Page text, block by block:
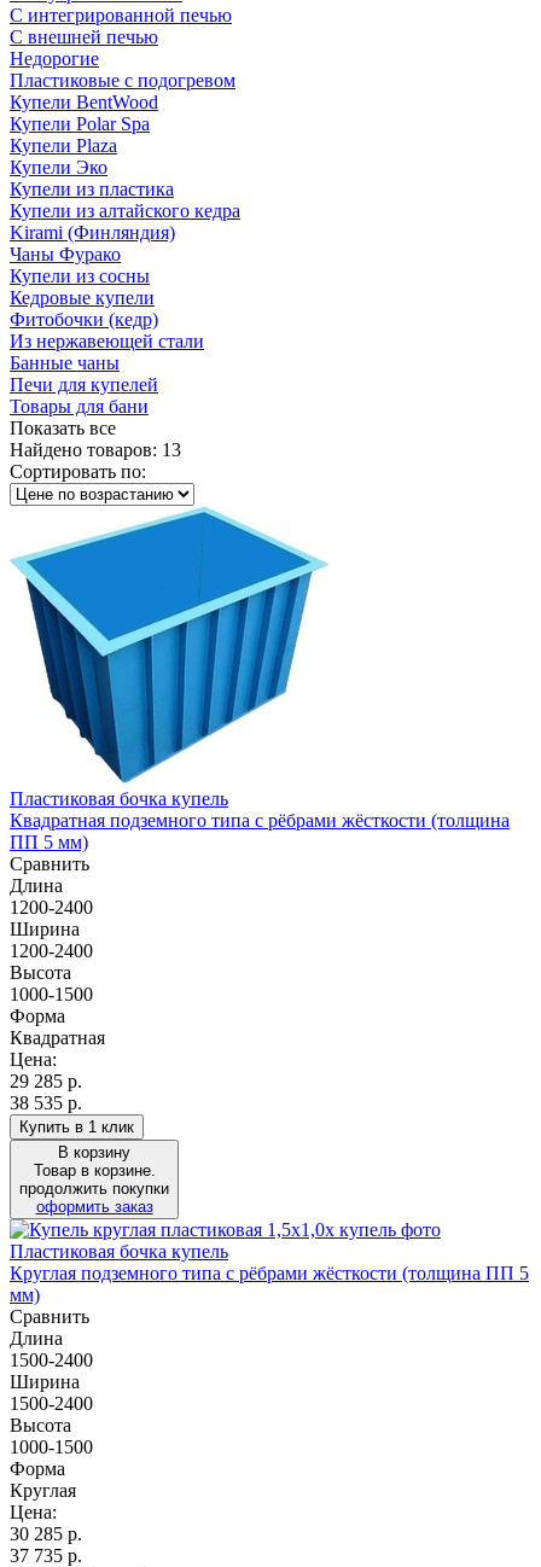
С интегрированной печью
С внешней печью
Недорогие
Пластиковые с подогревом
Купели BentWood
Купели Polar Spa
Купели Plaza
Купели Эко
Купели из пластика
Купели из алтайского кедра
Kirami (Финляндия)
Чаны Фурако
Купели из сосны
Кедровые купели
Фитобочки (кедр)
Из нержавеющей стали
Банные чаны
Печи для купелей
Товары для бани
Показать все
Найдено товаров: 13
Сортировать по:
Пластиковая бочка купель
Квадратная подземного типа с рёбрами жёсткости (толщина
ПП 5 мм)
Сравнить
Длина
1200-2400
Ширина
1200-2400
Высота
1000-1500
Форма
Квадратная
Цена:
29 285 р.
38 535 р.
Купить в 1 клик
В корзину
Товар в корзине.
продолжить покупки
оформить заказ
Пластиковая бочка купель
Круглая подземного типа с рёбрами жёсткости (толщина ПП 5
мм)
Сравнить
Длина
1500-2400
Ширина
1500-2400
Высота
1000-1500
Форма
Круглая
Цена:
30 285 р.
37 735 р.